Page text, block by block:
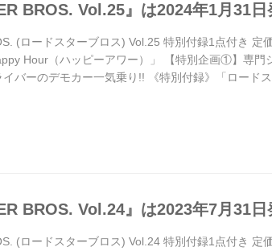
BROS. Vol.25』は2024年1月31日
(ロードスターブロス) Vol.25 特別付録1点付き
Hour（ハッピーアワー）」 【特別企画①】専
バーのデモカー一気乗り!! 《特別付録》「ロード
た創作漢字をちりばめた手ぬぐいを製作。ロードスタ
BROS. Vol.24』は2023年7月31日
(ロードスターブロス) Vol.24 特別付録1点付き